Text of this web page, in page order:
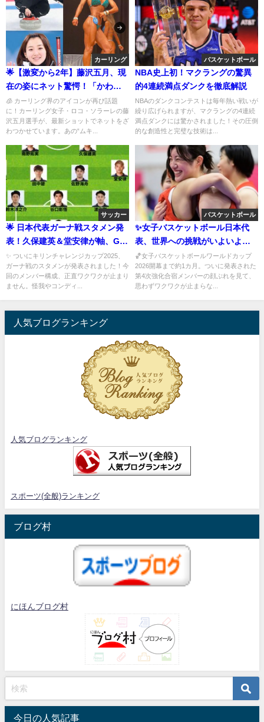
カーリング
🌟【激変から2年】藤沢五月、現
在の姿にネット驚愕！「かわい
くなって」「もうマッチョ封
印？」
🧊 カーリング界のアイコンが再び話題
に！カーリング女子・ロコ・ソラーレの藤
沢五月選手が、最新ショットでネットをざ
わつかせています。あの“ムキ...
バスケットボール
NBA史上初！マクラングの驚異
的4連続満点ダンクを徹底解説
NBAのダンクコンテストは毎年熱い戦いが
繰り広げられますが、マクラングの4連続
満点ダンクには驚かされました！その圧倒
的な創造性と完璧な技術は...
サッカー
🌟 日本代表ガーナ戦スタメン発
表！久保建英＆堂安律が軸、GK
は早川友基に大抜擢
✨ ついにキリンチャレンジカップ2025、
ガーナ戦のスタメンが発表されました！今
回のメンバー構成、正直ワクワクが止まり
ません。怪我やコンディ...
バスケットボール
✨女子バスケットボール日本代
表、世界への挑戦がいよいよ本
格化！19歳・後藤音羽が示す新
時代の希望
🏀女子バスケットボールワールドカップ
2026開幕まで約1カ月。ついに発表された
第4次強化合宿メンバーの顔ぶれを見て、
思わずワクワクが止まらな...
人気ブログランキング
人気ブログランキング
スポーツ(全般)ランキング
ブログ村
にほんブログ村
今日の人気記事